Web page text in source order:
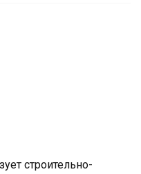
строительно-